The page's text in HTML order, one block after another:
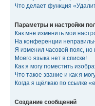
Что делает функция
Параметры и настройки
Как мне изменить мои
На конференции
Я изменил часовой пояс,
Моего языка нет в списке!
Как я могу поместить
Что такое звание и как я
Когда я щёлкаю по ссылке
Создание сообщений